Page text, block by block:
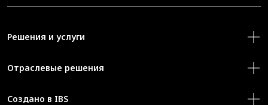
Решения и услуги
Отраслевые решения
Создано в IBS